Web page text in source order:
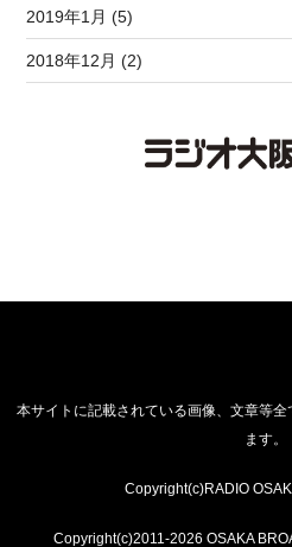
2019年1月 (5)
2018年12月 (2)
本サイトに記載されている画像、文章等
ます。
Copyright(c)RADIO
Copyright(c)2011-2026 OSAKA